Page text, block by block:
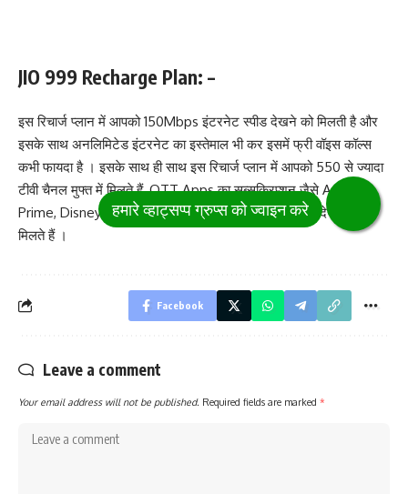
JIO 999 Recharge Plan: –
इस रिचार्ज प्लान में आपको 150Mbps इंटरनेट स्पीड देखने को मिलती है और
इसके साथ अनलिमिटेड इंटरनेट का इस्तेमाल भी कर इसमें फ्री वॉइस कॉल्स
कभी फायदा है । इसके साथ ही साथ इस रिचार्ज प्लान में आपको 550 से ज्यादा
टीवी चैनल मुफ्त में मिलते हैं ,OTT Apps का सब्सक्रिप्शन जैसे Amazon
Prime, Disney+ Hotstar, Sony Liv और Ze5 समेत फ्री देखने को
मिलते हैं ।
Facebook
Leave a comment
Your email address will not be published. Required fields are marked *